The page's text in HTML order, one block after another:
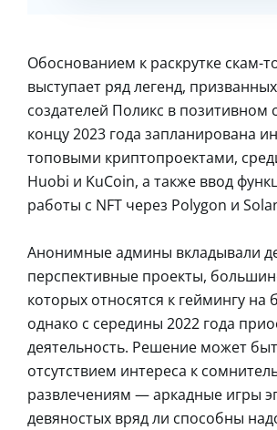
Обоснованием к раскрутке скам-
выступает ряд легенд,
создателей Поликс в позитивном
концу 2023 года запланирована
топовыми криптопроектами,
Huobi и KuCoin, а также ввод
работы с NFT через Polygon и
Анонимные админы вкладывали
перспективные проекты,
которых относятся к геймингу на
однако с середины 2022 года
деятельность. Решение может
отсутствием интереса к
развлечениям — аркадные игры
девяностых вряд ли способны